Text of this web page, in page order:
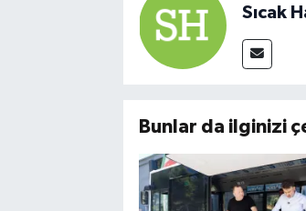
Sıcak
Bunlar da ilginizi